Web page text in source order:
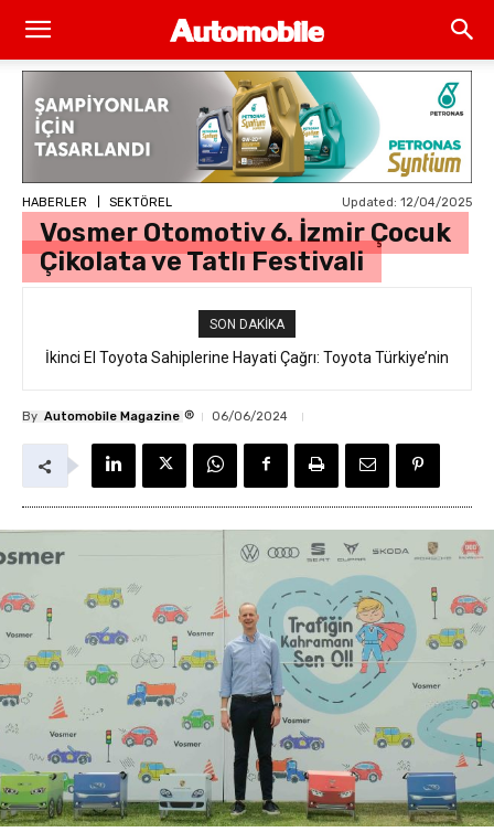
HABERLER SEKTÖREL Updated: 12/04/2025
Vosmer Otomotiv 6. İzmir Çocuk
Çikolata ve Tatlı Festivali
SON DAKIKA
İkinci El Toyota Sahiplerine Hayati Çağrı: Toyota Türkiye’nin
By Automobile Magazine ® 06/06/2024